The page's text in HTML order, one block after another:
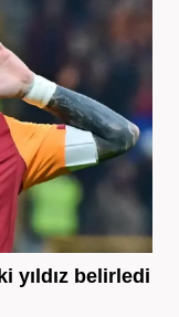
yıldız belirledi